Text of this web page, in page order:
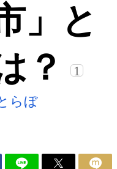
」と
？
1
らぼ